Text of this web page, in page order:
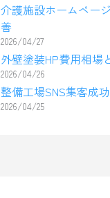
介護施設ホームペー
善
2026/04/27
外壁塗装HP費用相場
2026/04/26
整備工場SNS集客成
2026/04/25